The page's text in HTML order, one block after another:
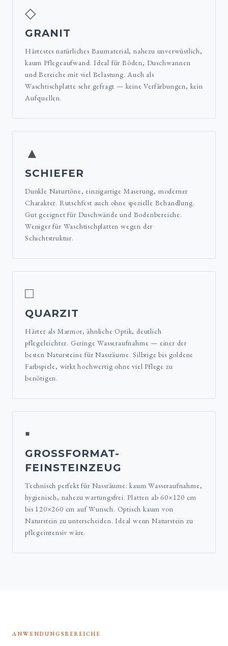
◇
GRANIT
Härtestes natürliches Baumaterial, nahezu unverwüstlich,
kaum Pflegeaufwand. Ideal für Böden, Duschwannen
und Bereiche mit viel Belastung. Auch als
Waschtischplatte sehr gefragt — keine Verfärbungen, kein
Aufquellen.
▲
SCHIEFER
Dunkle Naturtöne, einzigartige Maserung, moderner
Charakter. Rutschfest auch ohne spezielle Behandlung.
Gut geeignet für Duschwände und Bodenbereiche.
Weniger für Waschtischplatten wegen der
Schichtstruktur.
□
QUARZIT
Härter als Marmor, ähnliche Optik, deutlich
pflegeleichter. Geringe Wasseraufnahme — einer der
besten Natursteine für Nassräume. Silbrige bis goldene
Farbspiele, wirkt hochwertig ohne viel Pflege zu
benötigen.
▪
GROSSFORMAT-F
EINSTEINZEUG
Technisch perfekt für Nassräume: kaum Wasseraufnahme,
hygienisch, nahezu wartungsfrei. Platten ab 60×120 cm
bis 120×260 cm auf Wunsch. Optisch kaum von
Naturstein zu unterscheiden. Ideal wenn Naturstein zu
pflegeintensiv wäre.
ANWENDUNGSBEREICHE